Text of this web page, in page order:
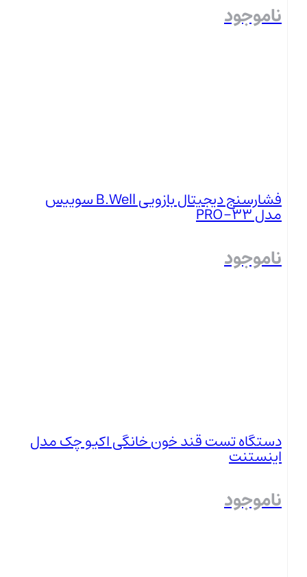
ناموجود
فشارسنج دیجیتال بازویی B.Well سوییس
مدل PRO-33
ناموجود
دستگاه تست قند خون خانگی اکیو چک مدل
اینستنت
ناموجود